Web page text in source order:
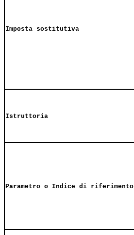
Imposta sostitutiva
Istruttoria
Parametro o Indice di riferimento